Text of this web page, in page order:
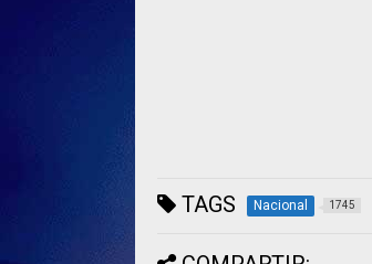
TAGS Nacional 1745